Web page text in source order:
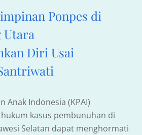
Ponpes di
Utara
Diri Usai
Anak Indonesia (KPAI)
kasus pembunuhan di
Selatan dapat menghormati